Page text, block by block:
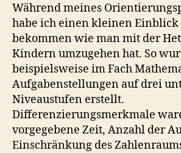
Während meines
habe ich einen kleinen Einblick
bekommen wie man mit der
Kindern umzugehen hat. So
beispielsweise im Fach
Aufgabenstellungen auf drei
Niveaustufen erstellt.
Differenzierungsmerkmale
vorgegebene Zeit, Anzahl der
Einschränkung des